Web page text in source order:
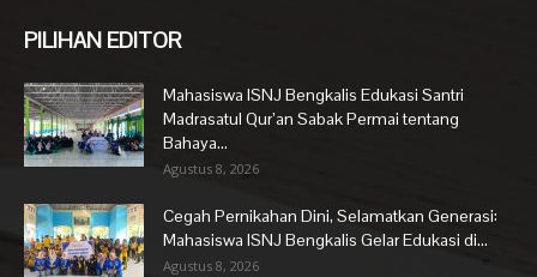
PILIHAN EDITOR
Mahasiswa ISNJ Bengkalis Edukasi Santri
Madrasatul Qur’an Sabak Permai tentang
Bahaya...
Agustus 8, 2026
Cegah Pernikahan Dini, Selamatkan Generasi:
Mahasiswa ISNJ Bengkalis Gelar Edukasi di...
Agustus 8, 2026